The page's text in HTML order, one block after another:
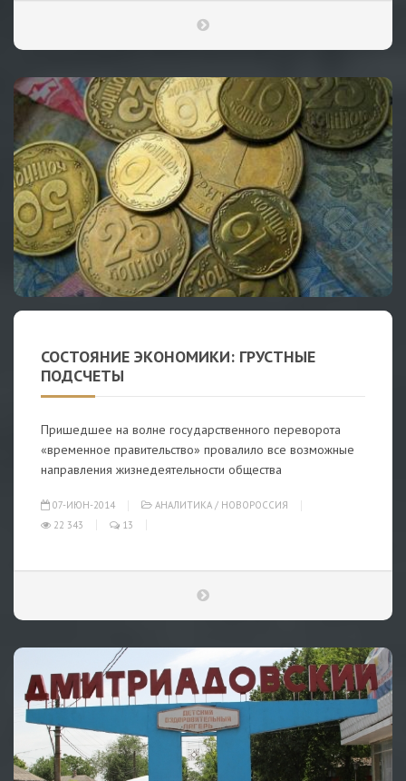
СОСТОЯНИЕ ЭКОНОМИКИ: ГРУСТНЫЕ
ПОДСЧЕТЫ
Пришедшее на волне государственного переворота
«временное правительство» провалило все возможные
направления жизнедеятельности общества
07-ИЮН-2014 АНАЛИТИКА / НОВОРОССИЯ
22 343
13